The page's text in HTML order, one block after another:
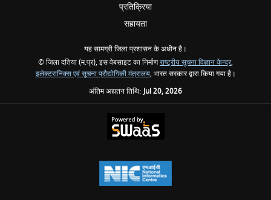
प्रतिक्रिया
सहायता
यह सामग्री जिला प्रशासन के अधीन है।
© जिला दतिया (म.प्र), इस वेबसाइट का निर्माणराष्ट्रीय सूचना विज्ञान केन्द्र,
इलेक्ट्रानिक्स एवं सूचना प्रौद्योगिकी मंत्रालय, भारत सरकार द्वारा किया गया है।
अंतिम अद्यतन तिथि:Jul 20, 2026